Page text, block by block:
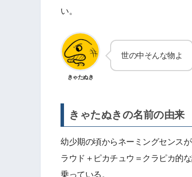
い。
きゃたぬき
世の中そんな物よ
きゃたぬきの名前の由来
幼少期の頃からネーミングセンス
ラウド＋ピカチュウ＝クラピカ的
乗っている。